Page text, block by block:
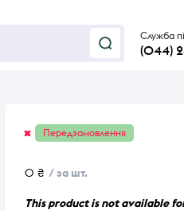
Служба
(044)
Передзамовлення
0 ₴ / за шт.
This product is not available